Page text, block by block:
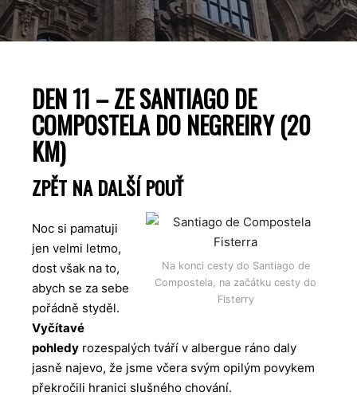
DEN 11 – ZE SANTIAGO DE
COMPOSTELA DO NEGREIRY (20
KM)
ZPĚT NA DALŠÍ POUŤ
Na konci cesty do Santiago de
Compostela, na začátku cesty do
Fisterry
Noc si pamatuji
jen velmi letmo,
dost však na to,
abych se za sebe
pořádně styděl.
Vyčítavé
pohledy rozespalých tváří v albergue ráno daly
jasně najevo, že jsme včera svým opilým povykem
překročili hranici slušného chování.